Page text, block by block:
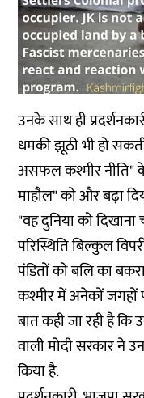
उनके साथ ही
धमकी झूठी भी हो
असफल कश्मीर नीति"
माहौल" को और बढ़ा
"वह दुनिया को
परिस्थिति बिल्कुल
पंडितों को बलि का
कश्मीर में अनेकों जगहों
बात कही जा रही है
वाली मोदी सरकार
किया है.